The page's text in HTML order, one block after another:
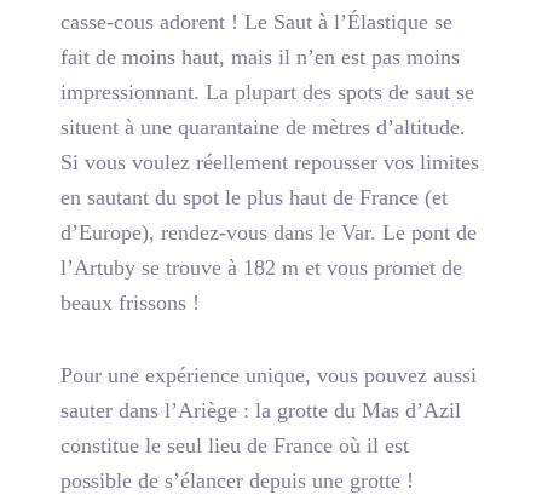
casse-cous adorent ! Le Saut à l’Élastique se
fait de moins haut, mais il n’en est pas moins
impressionnant. La plupart des spots de saut se
situent à une quarantaine de mètres d’altitude.
Si vous voulez réellement repousser vos limites
en sautant du spot le plus haut de France (et
d’Europe), rendez-vous dans le Var. Le pont de
l’Artuby se trouve à 182 m et vous promet de
beaux frissons !
Pour une expérience unique, vous pouvez aussi
sauter dans l’Ariège : la grotte du Mas d’Azil
constitue le seul lieu de France où il est
possible de s’élancer depuis une grotte !